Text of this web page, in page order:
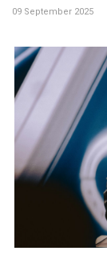
09 September 2025